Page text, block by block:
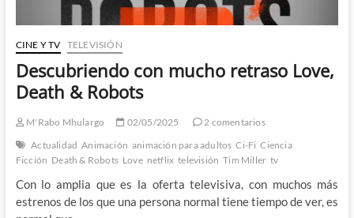
CINE Y TV TELEVISIÓN
Descubriendo con mucho retraso Love,
Death & Robots
M'Rabo Mhulargo 02/05/2025
2 comentarios
Actualidad Animación animación para adultos Ci-Fi Ciencia
Ficción Death & Robots Love netflix televisión Tim Miller tv
Con lo amplia que es la oferta televisiva, con muchos más
estrenos de los que una persona normal tiene tiempo de ver, es